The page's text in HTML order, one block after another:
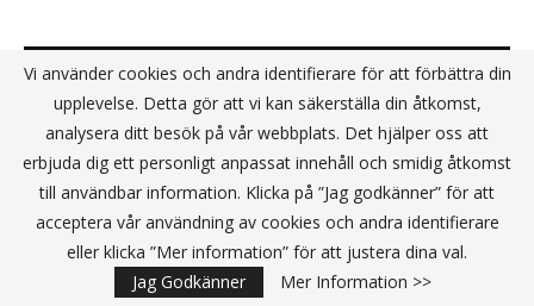
KANALPARTNER
Vi använder cookies och andra identifierare för att förbättra din
upplevelse. Detta gör att vi kan säkerställa din åtkomst,
analysera ditt besök på vår webbplats. Det hjälper oss att
erbjuda dig ett personligt anpassat innehåll och smidig åtkomst
till användbar information. Klicka på ”Jag godkänner” för att
acceptera vår användning av cookies och andra identifierare
eller klicka ”Mer information” för att justera dina val.
Jag Godkänner
Mer Information >>